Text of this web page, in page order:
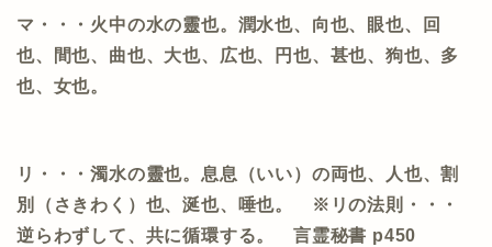
マ・・・火中の水の靈也。潤水也、向也、眼也、回
也、間也、曲也、大也、広也、円也、甚也、狗也、多
也、女也。
リ・・・濁水の靈也。息息（いい）の両也、人也、割
別（さきわく）也、涎也、唾也。 ※リの法則・・・
逆らわずして、共に循環する。 言霊秘書 p450